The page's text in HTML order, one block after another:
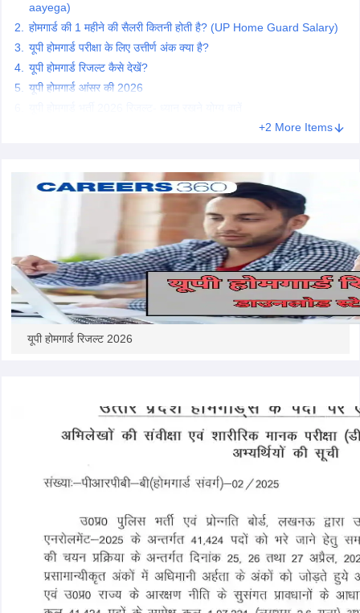
AFCAT Exam Dates
UPSC IAS Answer key
RRB NTPC Exam pattern
D Exam CentresRRB Group D Exam pattern
NET Exam PatternUGC NET Question Papers
Question Papers
aayega)
होमगार्ड की 1 महीने की सैलरी कितनी होती है? (UP Home Guard Salary)
यूपी होमगार्ड परीक्षा के लिए उत्तीर्ण अंक क्या है?
यूपी होमगार्ड रिजल्ट कैसे देखें?
यूपी होमगार्ड आंसर की 2026
+2 More Items
यूपी होमगार्ड रिजल्ट 2026